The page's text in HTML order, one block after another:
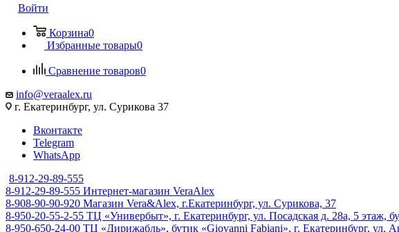
Войти
Корзина0
Избранные товары0
Сравнение товаров0
info@veraalex.ru
г. Екатеринбург, ул. Сурикова 37
Вконтакте
Telegram
WhatsApp
8-912-29-89-555
8-912-29-89-555 Интернет-магазин VeraAlex
8-908-90-90-920 Магазин Vera&Alex, г.Екатеринбург, ул. Сурикова, 37
8-950-20-55-2-55 ТЦ «Универбыт», г. Екатеринбург, ул. Посадская д. 28а, 5 этаж,
8-950-650-24-00 ТЦ «Дирижабль», бутик «Giovanni Fabiani», г. Екатеринбург, ул.